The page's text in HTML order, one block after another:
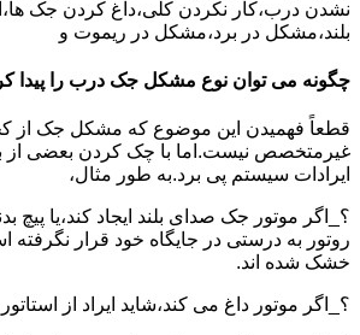
نشدن درب،کار نکردن کلی،داغ کردن جک
بلند،مشکل در برد،مشکل در ریموت و
چگونه می توان نوع مشکل جک درب را پیدا
قطعاً فهمیدن این موضوع که مشکل جک از
غیرمتخصص نیست.اما با چک کردن بعضی از
ایرادات سیستم پی برد.به طور مثال،
؟_اگر موتور جک صدای بلند ایجاد کند،یا پیچ
روتور به درستی در جایگاه خود قرار نگرفته
خشک شده اند.
؟_اگر موتور داغ می کند،شاید ایراد از